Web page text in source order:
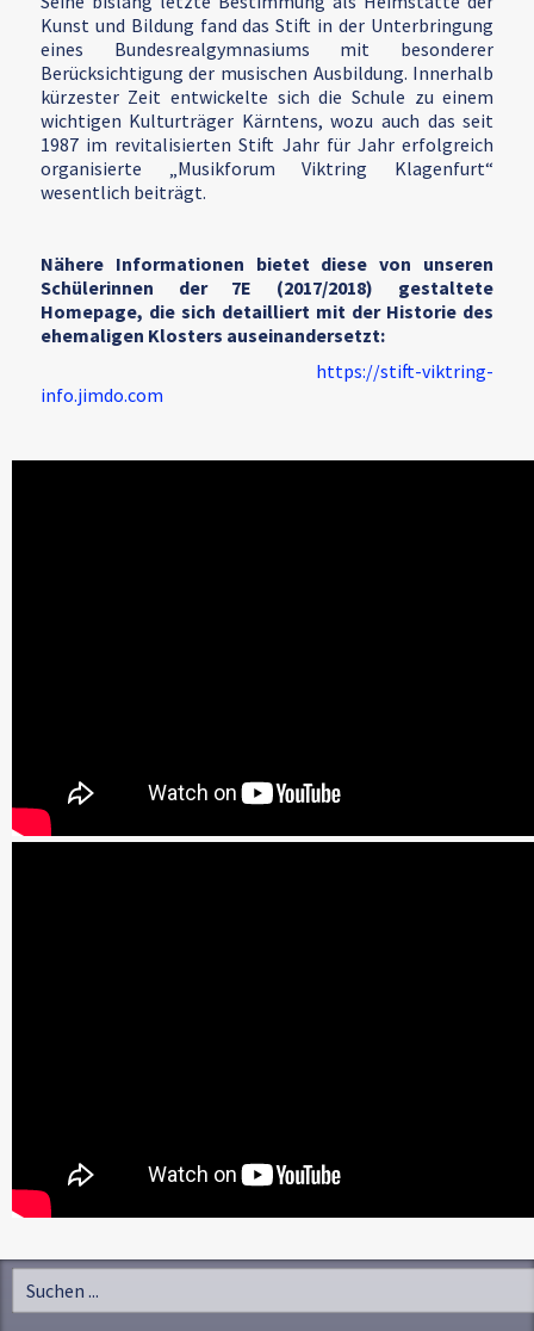
Kunst und Bildung fand das Stift in der Unterbringung
eines Bundesrealgymnasiums mit besonderer
Berücksichtigung der musischen Ausbildung. Innerhalb
kürzester Zeit entwickelte sich die Schule zu einem
wichtigen Kulturträger Kärntens, wozu auch das seit
1987 im revitalisierten Stift Jahr für Jahr erfolgreich
organisierte „Musikforum Viktring Klagenfurt“
wesentlich beiträgt.
Nähere Informationen bietet diese von unseren
Schülerinnen der 7E (2017/2018) gestaltete
Homepage, die sich detailliert mit der Historie des
ehemaligen Klosters auseinandersetzt:
https://stift-viktring-
info.jimdo.com